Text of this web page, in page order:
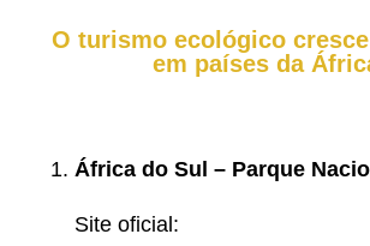
O turismo ecológico
em países da
África do Sul – Parque
Site oficial: